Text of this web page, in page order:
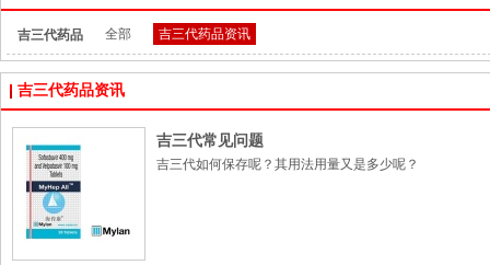
吉三代药品
资讯：
全部 吉三代药品资讯
吉三代药品资讯
吉三代常见问题
吉三代如何保存呢？其用法用量又是多少呢？